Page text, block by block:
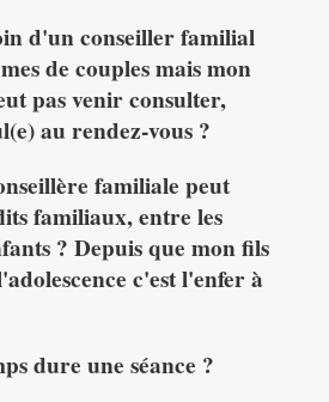
d'un conseiller familial
de couples mais mon
pas venir consulter,
au rendez-vous ?
familiale peut
familiaux, entre les
? Depuis que mon fils
c'est l'enfer à
dure une séance ?